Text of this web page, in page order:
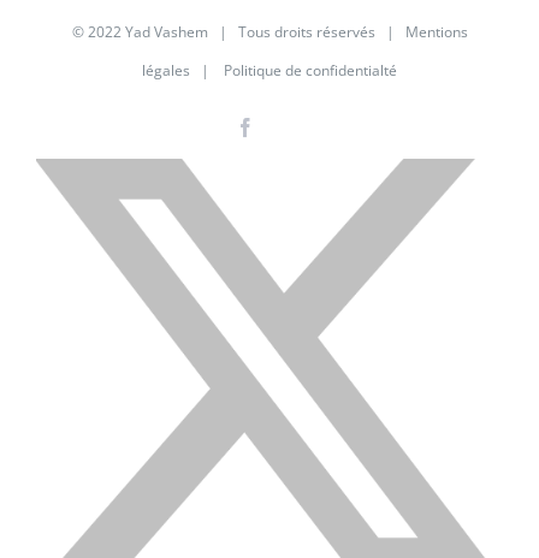
© 2022 Yad Vashem | Tous droits réservés | Mentions
légales | Politique de confidentialté
X